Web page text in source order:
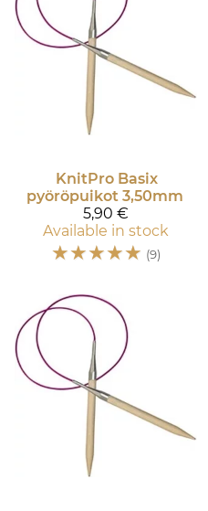
KnitPro Basix
pyöröpuikot 3,50mm
5,90 €
Available in stock
☆☆☆☆☆ (9)